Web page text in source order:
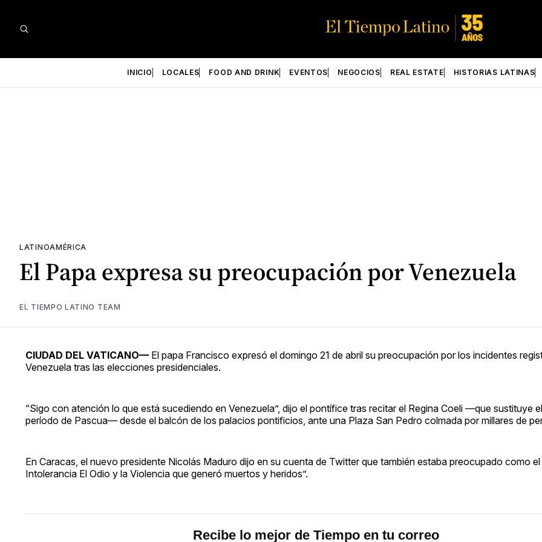
INICIO LOCALES FOOD AND DRINK EVENTOS NEGOCIOS REAL ESTATE HISTORIAS LATINAS
LATINOAMÉRICA
El Papa expresa su preocupación por Venezuela
EL TIEMPO LATINO TEAM
CIUDAD DEL VATICANO— El papa Francisco expresó el domingo 21 de abril su preocupación por los incidentes
Venezuela tras las elecciones presidenciales.
“Sigo con atención lo que está sucediendo en Venezuela”, dijo el pontífice tras recitar el Regina Coeli —que sustituye
período de Pascua— desde el balcón de los palacios pontificios, ante una Plaza San Pedro colmada por millares de
En Caracas, el nuevo presidente Nicolás Maduro dijo en su cuenta de Twitter que también estaba preocupado como el
Intolerancia El Odio y la Violencia que generó muertos y heridos”.
Recibe lo mejor de Tiempo en tu correo